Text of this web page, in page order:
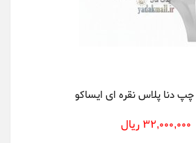
چپ دنا پلاس نقره ای ایساکو
32,000,000 ریال